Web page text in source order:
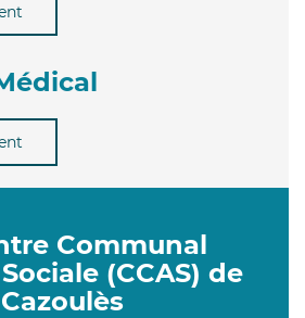
Communal
(CCAS) de
Cazoulès